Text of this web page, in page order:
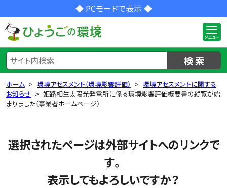
◆ PCモードで表示 ◆
検 索
ホーム 環境アセスメント（環境影響評価）
環境アセスメントに関する
お知らせ
姫路相生太陽光発電所に係る環境影響評価概要書の縦覧が始
まりました（事業者ホームページ）
選択されたページは外部サイトへのリンクで
す。
表示してもよろしいですか？